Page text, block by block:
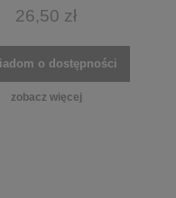
26,50 zł
o dostępności
zobacz więcej